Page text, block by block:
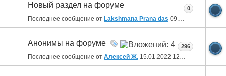
Новый раздел на форуме
Последнее сообщение от Lakshmana Prana das 09.03.2022 09:04
0
Анонимы на форуме
Последнее сообщение от Алексей Ж. 15.01.2022 12:48
296